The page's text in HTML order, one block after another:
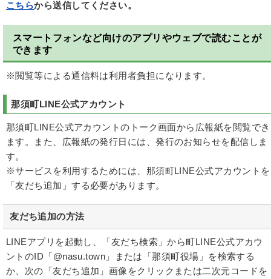
こちらから送信してください。
スマートフォンなど向けのアプリやウェブで読むことが
できます
※閲覧等による通信料は利用者負担になります。
那須町LINE公式アカウント
那須町LINE公式アカウントのトーク画面から広報紙を閲覧でき
ます。また、広報紙の発行日には、発行のお知らせを配信しま
す。
※サービスを利用するためには、那須町LINE公式アカウントを
「友だち追加」する必要があります。
友だち追加の方法
LINEアプリを起動し、「友だち検索」から町LINE公式アカウ
ントのID「@nasu.town」または「那須町役場」を検索する
か、次の「友だち追加」画像をクリックまたは二次元コードを